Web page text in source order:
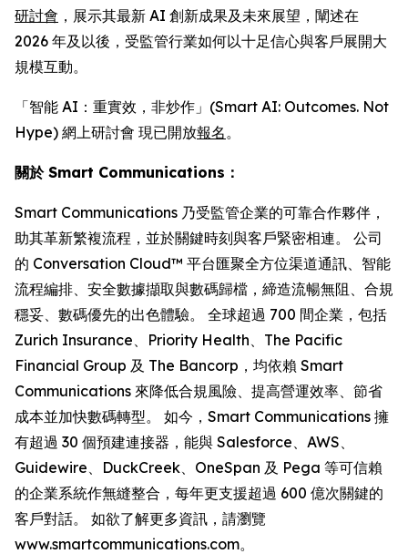
研討會 ，展示其最新 AI 創新成果及未來展望，闡述在
2026 年及以後，受監管行業如何以十足信心與客戶展開大
規模互動。
「智能 AI：重實效，非炒作」(Smart AI: Outcomes. Not
Hype) 網上研討會 現已開放報名 。
關於 Smart Communications：
Smart Communications 乃受監管企業的可靠合作夥伴，
助其革新繁複流程，並於關鍵時刻與客戶緊密相連。 公司
的 Conversation Cloud™ 平台匯聚全方位渠道通訊、智能
流程編排、安全數據擷取與數碼歸檔，締造流暢無阻、合規
穩妥、數碼優先的出色體驗。 全球超過 700 間企業，包括
Zurich Insurance、Priority Health、The Pacific
Financial Group 及 The Bancorp，均依賴 Smart
Communications 來降低合規風險、提高營運效率、節省
成本並加快數碼轉型。 如今，Smart Communications 擁
有超過 30 個預建連接器，能與 Salesforce、AWS、
Guidewire、DuckCreek、OneSpan 及 Pega 等可信賴
的企業系統作無縫整合，每年更支援超過 600 億次關鍵的
客戶對話。 如欲了解更多資訊，請瀏覽
www.smartcommunications.com。